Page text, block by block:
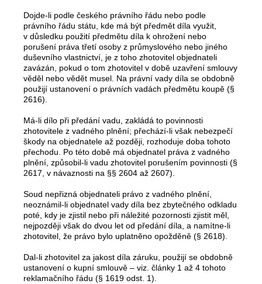
Dojde-li podle českého právního řádu nebo podle
právního řádu státu, kde má být předmět díla využit,
v důsledku použití předmětu díla k ohrožení nebo
porušení práva třetí osoby z průmyslového nebo jiného
duševního vlastnictví, je z toho zhotovitel objednateli
zavázán, pokud o tom zhotovitel v době uzavření smlouvy
věděl nebo vědět musel. Na právní vady díla se obdobně
použijí ustanovení o právních vadách předmětu koupě (§
2616).
Má-li dílo při předání vadu, zakládá to povinnosti
zhotovitele z vadného plnění; přechází-li však nebezpečí
škody na objednatele až později, rozhoduje doba tohoto
přechodu. Po této době má objednatel práva z vadného
plnění, způsobil-li vadu zhotovitel porušením povinnosti (§
2617, v návaznosti na §§ 2604 až 2607).
Soud nepřizná objednateli právo z vadného plnění,
neoznámil-li objednatel vady díla bez zbytečného odkladu
poté, kdy je zjistil nebo při náležité pozornosti zjistit měl,
nejpozději však do dvou let od předání díla, a namítne-li
zhotovitel, že právo bylo uplatněno opožděně (§ 2618).
Dal-li zhotovitel za jakost díla záruku, použijí se obdobně
ustanovení o kupní smlouvě – viz. články 1 až 4 tohoto
reklamačního řádu (§ 1619 odst. 1).